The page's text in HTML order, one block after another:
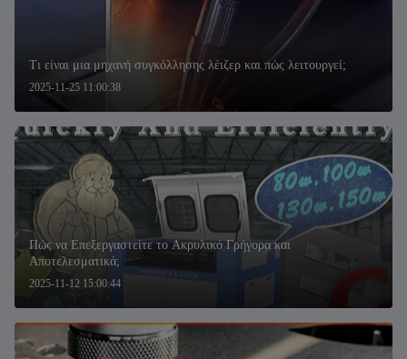
2025-11-25 11:00:38
Τι είναι μια μηχανή συγκόλλησης λέιζερ και πώς λειτουργεί;
2025-11-12 15:00:44
Πώς να Επεξεργαστείτε το Ακρυλικό Γρήγορα και
Αποτελεσματικά;